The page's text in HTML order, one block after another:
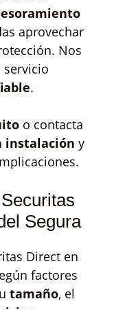
aprovechar
Nos
.
o contacta
instalación y
Segura
Direct en
factores
tamaño, el